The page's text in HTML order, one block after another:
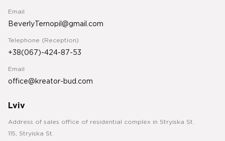
Email
BeverlyTernopil@gmail.com
Telephone (Reception)
+38(067)-424-87-53
Email
office@kreator-bud.com
Lviv
Address of sales office of residential complex in Stryiska St.
115, Stryiska St.